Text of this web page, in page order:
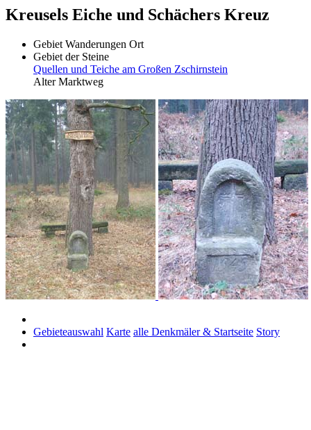
Kreusels Eiche und Schächers Kreuz
Gebiet Wanderungen Ort
Gebiet der Steine
Quellen und Teiche am Großen Zschirnstein
Alter Marktweg
Gebieteauswahl Karte alle Denkmäler & Startseite Story